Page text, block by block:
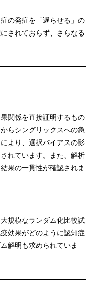
の発症を「遅らせる」の
されておらず、さらなる
関係を直接証明するもの
らシングリックスへの急
より、選択バイアスの影
れています。また、解析
果の一貫性が確認されま
規模なランダム化比較試
効果がどのように認知症
解明も求められていま